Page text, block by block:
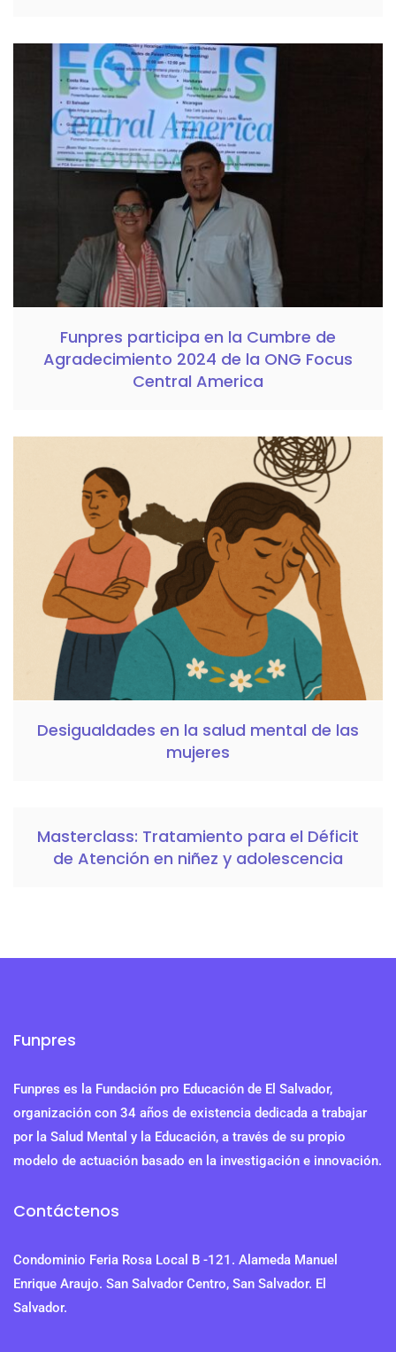
Funpres participa en la Cumbre de
Agradecimiento 2024 de la ONG Focus
Central America
Desigualdades en la salud mental de las
mujeres
Masterclass: Tratamiento para el Déficit
de Atención en niñez y adolescencia
Funpres
Funpres es la Fundación pro Educación de El Salvador,
organización con 34 años de existencia dedicada a trabajar
por la Salud Mental y la Educación, a través de su propio
modelo de actuación basado en la investigación e innovación.
Contáctenos
Condominio Feria Rosa Local B -121. Alameda Manuel
Enrique Araujo. San Salvador Centro, San Salvador. El
Salvador.